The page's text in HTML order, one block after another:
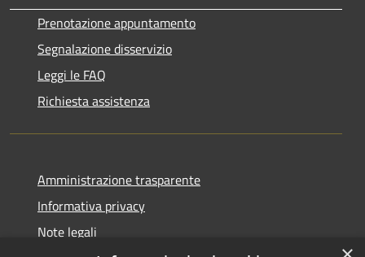
Prenotazione appuntamento
Segnalazione disservizio
Leggi le FAQ
Richiesta assistenza
Amministrazione trasparente
Informativa privacy
Note legali